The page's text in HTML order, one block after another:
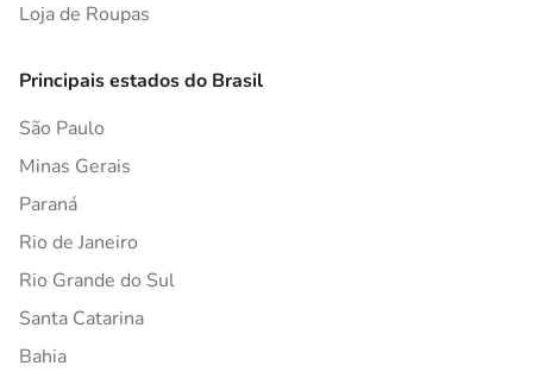
Loja de Roupas
Principais estados do Brasil
São Paulo
Minas Gerais
Paraná
Rio de Janeiro
Rio Grande do Sul
Santa Catarina
Bahia